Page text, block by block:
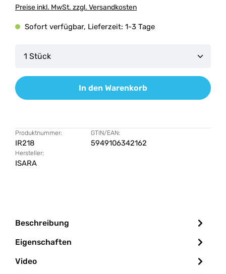
Preise inkl. MwSt. zzgl. Versandkosten
Sofort verfügbar, Lieferzeit: 1-3 Tage
Produkt Anzahl: Gib den gewünschten Wert
In den Warenkorb
Produktnummer:
IR218
GTIN/EAN:
5949106342162
Hersteller:
ISARA
Beschreibung
Eigenschaften
Video